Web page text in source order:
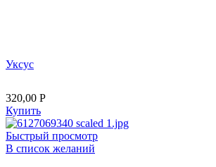
Уксус
320,00 Р
Купить
Быстрый просмотр
В список желаний